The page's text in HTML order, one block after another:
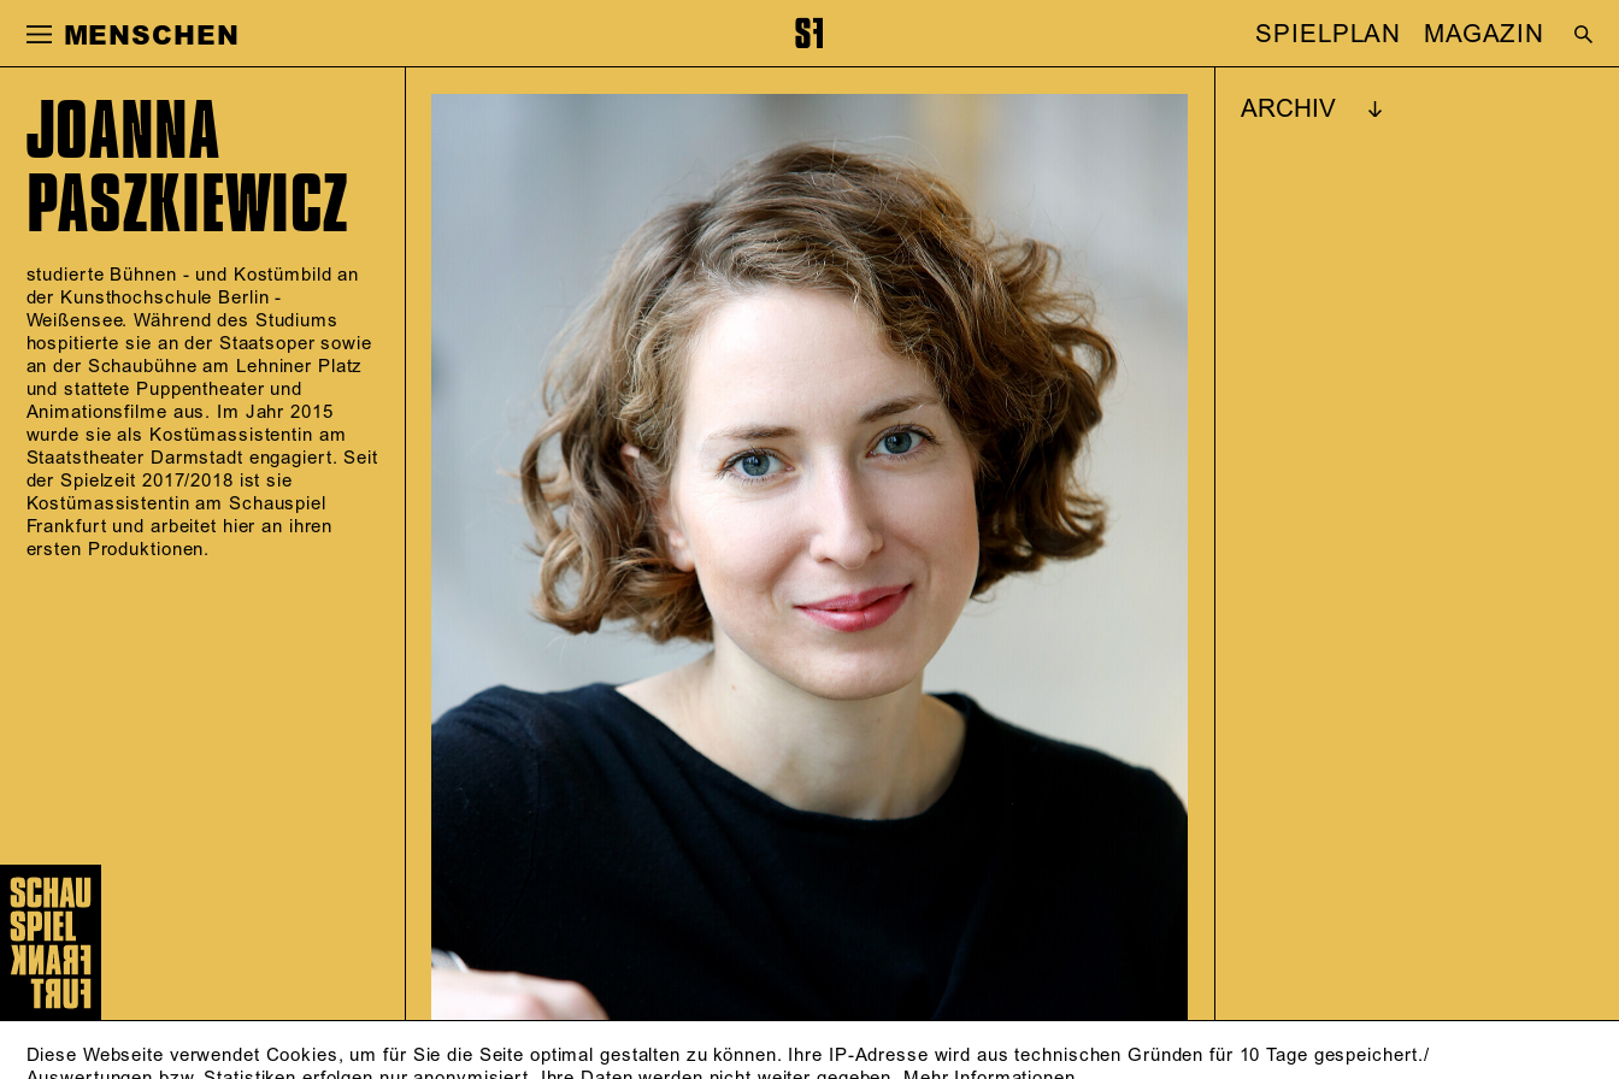
Zur Hauptnavigation springen Zum Footer springen
MENSCHEN SPIELPLAN MAGAZIN
Diese Webseite verwendet Cookies, um für Sie die Seite optimal gestalten zu können. Ihre IP-Adresse wird aus technischen Gründen für 10 Tage gespeichert./
JOANNA
PASZKIEWICZ
studierte Bühnen - und Kostümbild an
der Kunsthochschule Berlin -
Weißensee. Während des Studiums
hospitierte sie an der Staatsoper sowie
an der Schaubühne am Lehniner Platz
und stattete Puppentheater und
Animationsfilme aus. Im Jahr 2015
wurde sie als Kostümassistentin am
Staatstheater Darmstadt engagiert. Seit
der Spielzeit 2017/2018 ist sie
Kostümassistentin am Schauspiel
Frankfurt und arbeitet hier an ihren
ersten Produktionen.
ARCHIV